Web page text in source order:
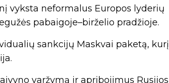
vyksta neformalus Europos lyderių
pabaigoje–birželio pradžioje.
sankcijų Maskvai paketą, kurį
varžymą ir apribojimus Rusijos